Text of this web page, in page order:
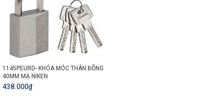
1145PEURD- KHÓA MÓC THÂN ĐỒNG
40MM MẠ NIKEN
438.000₫